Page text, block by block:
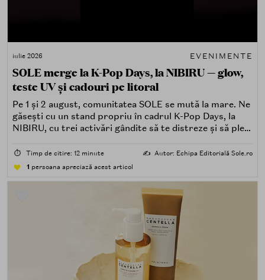
iulie 2026 EVENIMENTE
SOLE merge la K-Pop Days, la NIBIRU — glow,
teste UV și cadouri pe litoral
Pe 1 și 2 august, comunitatea SOLE se mută la mare. Ne
găsești cu un stand propriu în cadrul K-Pop Days, la
NIBIRU, cu trei activări gândite să te distreze și să pleci
⏱️ Timp de citire: 12 minute ✍️ Autor: Echipa Editorială Sole.ro
1 persoana apreciază acest articol